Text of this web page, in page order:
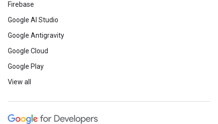
Firebase
Google AI Studio
Google Antigravity
Google Cloud
Google Play
View all